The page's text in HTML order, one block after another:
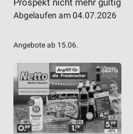
Prospekt nicht mehr gültig
Abgelaufen am 04.07.2026
Angebote ab 15.06.